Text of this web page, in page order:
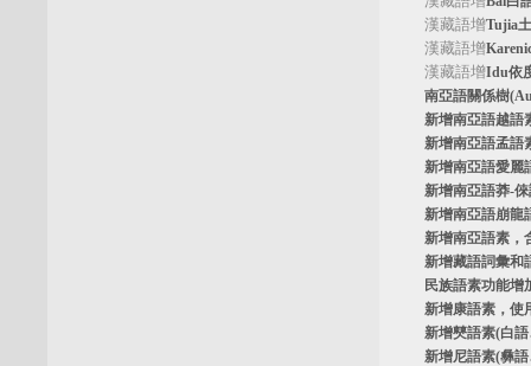
漢藏語增Tujia
漢藏語增
漢藏語增Idu依
南亞語關係樹
新增南亞語越語
新增南亞語孟語
新增南亞語愛麗
新增南亞語莽-倈
新增南亞語崩龍
新增南亞語素，
新增藏語詞彙和
民族語素功能
新增康語素，使
新增僰語素(白
新增尼語素(彝